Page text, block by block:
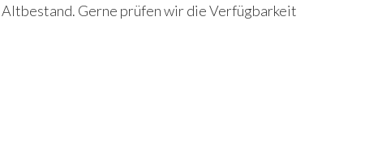
Gerne prüfen wir die Verfügbarkeit